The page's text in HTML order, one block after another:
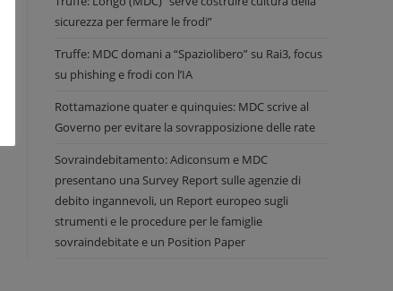
sicurezza per fermare le frodi”
Truffe: MDC domani a “Spaziolibero” su Rai3, focus
su phishing e frodi con l’IA
Rottamazione quater e quinquies: MDC scrive al
Governo per evitare la sovrapposizione delle rate
Sovraindebitamento: Adiconsum e MDC
presentano una Survey Report sulle agenzie di
debito ingannevoli, un Report europeo sugli
strumenti e le procedure per le famiglie
sovraindebitate e un Position Paper